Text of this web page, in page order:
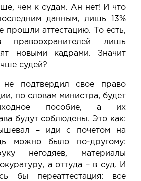
чем к судам. Ан нет! И что
данным, лишь 13%
прошли аттестацию. То есть,
правоохранителей лишь
новыми кадрами. Значит
судей?
подтвердил свое право
по словам министра, будет
пособие, а их
будут соблюдены. Это как:
– иди с почетом на
можно было по-другому:
негодяев, материалы
а оттуда – в суд. И
бы переаттестация: все